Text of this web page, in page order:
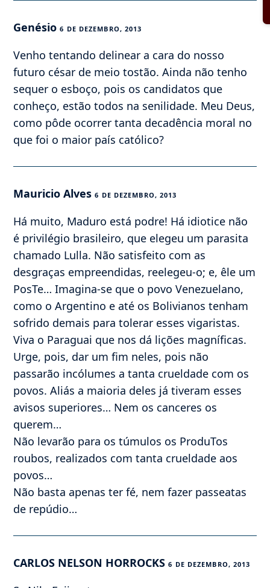
Genésio6 DE DEZEMBRO, 2013
Venho tentando delinear a cara do nosso
futuro césar de meio tostão. Ainda não tenho
sequer o esboço, pois os candidatos que
conheço, estão todos na senilidade. Meu Deus,
como pôde ocorrer tanta decadência moral no
que foi o maior país católico?
Mauricio Alves6 DE DEZEMBRO, 2013
Há muito, Maduro está podre! Há idiotice não
é privilégio brasileiro, que elegeu um parasita
chamado Lulla. Não satisfeito com as
desgraças empreendidas, reelegeu-o; e, êle um
PosTe… Imagina-se que o povo Venezuelano,
como o Argentino e até os Bolivianos tenham
sofrido demais para tolerar esses vigaristas.
Viva o Paraguai que nos dá lições magníficas.
Urge, pois, dar um fim neles, pois não
passarão incólumes a tanta crueldade com os
povos. Aliás a maioria deles já tiveram esses
avisos superiores… Nem os canceres os
querem…
Não levarão para os túmulos os ProduTos
roubos, realizados com tanta crueldade aos
povos…
Não basta apenas ter fé, nem fazer passeatas
de repúdio…
CARLOS NELSON HORROCKS6 DE DEZEMBRO, 2013